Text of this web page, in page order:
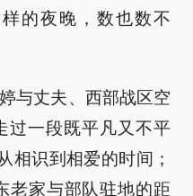
的夜晚，数也数不
与丈夫、西部战区空
过一段既平凡又不平
相识到相爱的时间；
老家与部队驻地的距